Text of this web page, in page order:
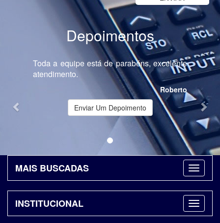
Depoimentos
Toda a equipe está de parabéns, excelente
atendimento.
Roberto
Enviar Um Depoimento
MAIS BUSCADAS
INSTITUCIONAL